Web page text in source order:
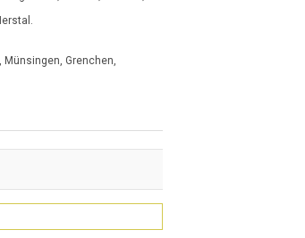
Münsingen, Grenchen,